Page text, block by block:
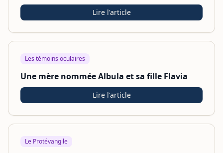
Lire l'article
Les témoins oculaires
Une mère nommée Albula et sa fille Flavia
Lire l'article
Le Protévangile